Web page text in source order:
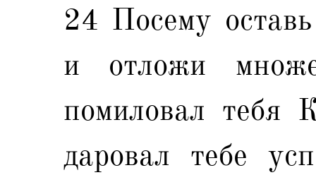
24 Посему
и отложи
помиловал тебя
даровал тебе